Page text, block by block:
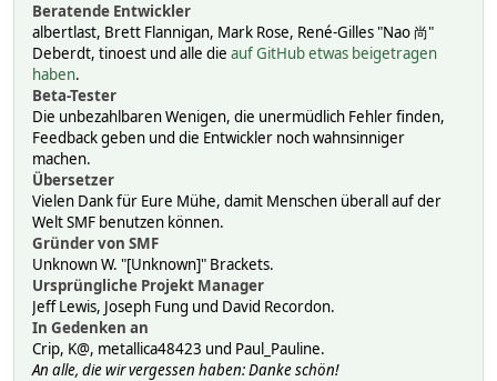
Beratende Entwickler
albertlast, Brett Flannigan, Mark Rose, René-Gilles "Nao 尚"
Deberdt, tinoest und alle die auf GitHub etwas beigetragen
haben.
Beta-Tester
Die unbezahlbaren Wenigen, die unermüdlich Fehler finden,
Feedback geben und die Entwickler noch wahnsinniger
machen.
Übersetzer
Vielen Dank für Eure Mühe, damit Menschen überall auf der
Welt SMF benutzen können.
Gründer von SMF
Unknown W. "[Unknown]" Brackets.
Ursprüngliche Projekt Manager
Jeff Lewis, Joseph Fung und David Recordon.
In Gedenken an
Crip, K@, metallica48423 und Paul_Pauline.
An alle, die wir vergessen haben: Danke schön!